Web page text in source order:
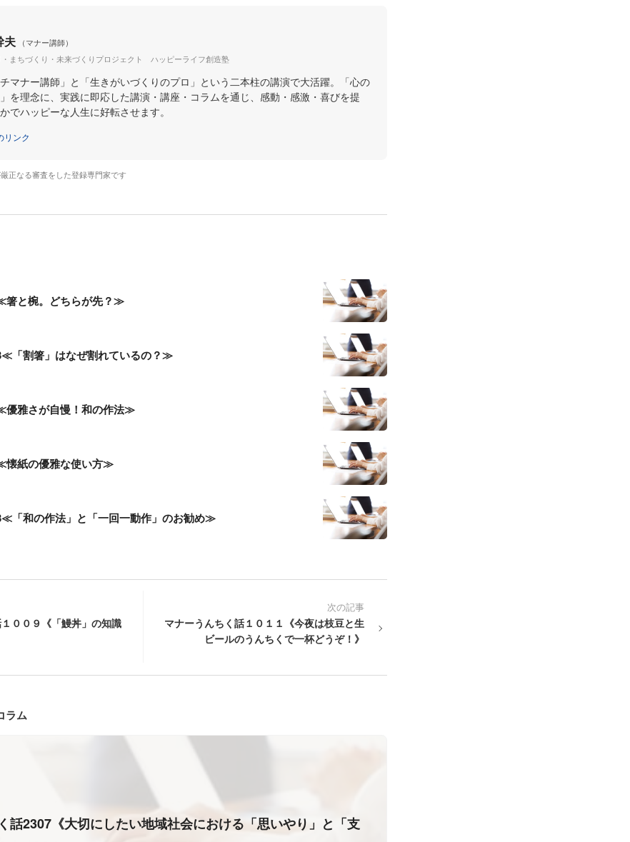
夫
（マナー講師）
・まちづくり・未来づくりプロジェクト ハッピーライフ創造塾
チマナー講師」と「生きがいづくりのプロ」という二本柱の講演で大活躍。「心の
を理念に、実践に即応した講演・講座・コラムを通じ、感動・感激・喜びを提
でハッピーな人生に好転させます。
リンク
正なる審査をした登録専門家です
箸と椀。どちらが先？≫
「割箸」はなぜ割れているの？≫
優雅さが自慢！和の作法≫
懐紙の優雅な使い方≫
「和の作法」と「一回一動作」のお勧め≫
００９《「鰻丼」の知識
次の記事
マナーうんちく話１０１１《今夜は枝豆と生
ビールのうんちくで一杯どうぞ！》
ラム
話2307《大切にしたい地域社会における「思いやり」と「支